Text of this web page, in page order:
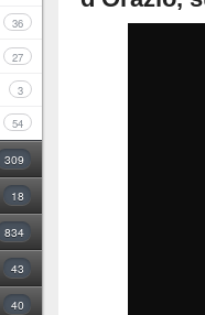
36
27
3
54
309
18
834
43
40